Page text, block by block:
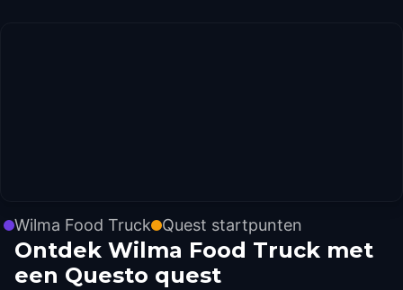
Wilma Food Truck Quest startpunten
Ontdek Wilma Food Truck met
een Questo quest